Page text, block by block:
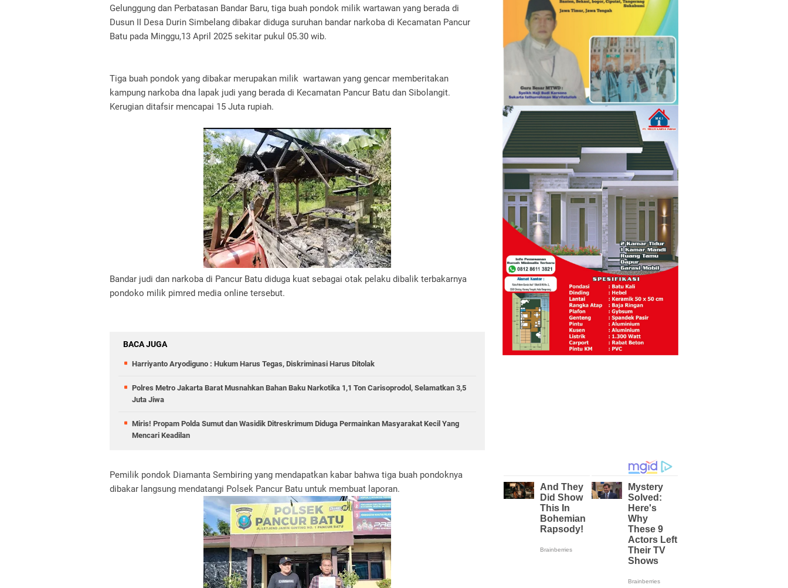
Gelunggung dan Perbatasan Bandar Baru, tiga buah pondok milik wartawan yang berada di
Dusun II Desa Durin Simbelang dibakar diduga suruhan bandar narkoba di Kecamatan Pancur
Batu pada Minggu,13 April 2025 sekitar pukul 05.30 wib.
Tiga buah pondok yang dibakar merupakan milik wartawan yang gencar memberitakan
kampung narkoba dna lapak judi yang berada di Kecamatan Pancur Batu dan Sibolangit.
Kerugian ditafsir mencapai 15 Juta rupiah.
Bandar judi dan narkoba di Pancur Batu diduga kuat sebagai otak pelaku dibalik terbakarnya
pondoko milik pimred media online tersebut.
BACA JUGA
Harriyanto Aryodiguno : Hukum Harus Tegas, Diskriminasi Harus Ditolak
Polres Metro Jakarta Barat Musnahkan Bahan Baku Narkotika 1,1 Ton Carisoprodol, Selamatkan 3,5
Juta Jiwa
Miris! Propam Polda Sumut dan Wasidik Ditreskrimum Diduga Permainkan Masyarakat Kecil Yang
Mencari Keadilan
Pemilik pondok Diamanta Sembiring yang mendapatkan kabar bahwa tiga buah pondoknya
dibakar langsung mendatangi Polsek Pancur Batu untuk membuat laporan.